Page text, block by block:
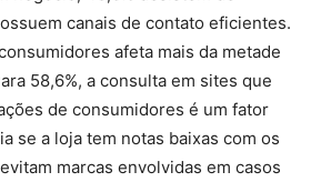
canais de contato eficientes.
afeta mais da metade
58,6%, a consulta em sites que
de consumidores é um fator
se a loja tem notas baixas com os
marcas envolvidas em casos